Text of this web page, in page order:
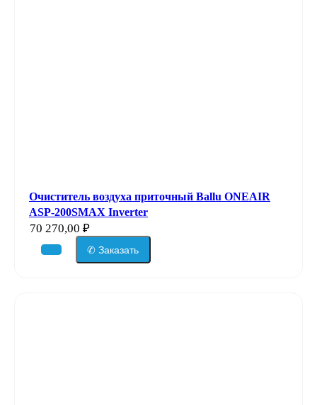
Очиститель воздуха приточный Ballu ONEAIR
ASP-200SMAX Inverter
70 270,00 ₽
✆ Заказать